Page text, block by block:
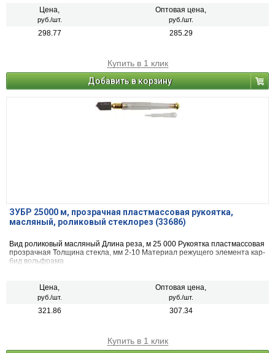
Цена,
руб./шт.
Оптовая цена,
руб./шт.
298.77 285.29
Купить в 1 клик
Добавить в корзину
ЗУБР 25000 м, прозрачная пластмассовая рукоятка,
масляный, роликовый стеклорез (33686)
Вид ро­ли­ко­вый мас­ля­ный Длина реза, м 25 000 Рукоятка пласт­мас­со­вая
про­зрач­ная Толщина стекла, мм 2-10 Материал режущего элемента кар­
бид вольф­ра­ма
Цена,
руб./шт.
Оптовая цена,
руб./шт.
321.86 307.34
Купить в 1 клик